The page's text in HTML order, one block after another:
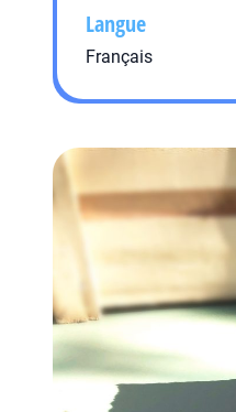
Langue
Français